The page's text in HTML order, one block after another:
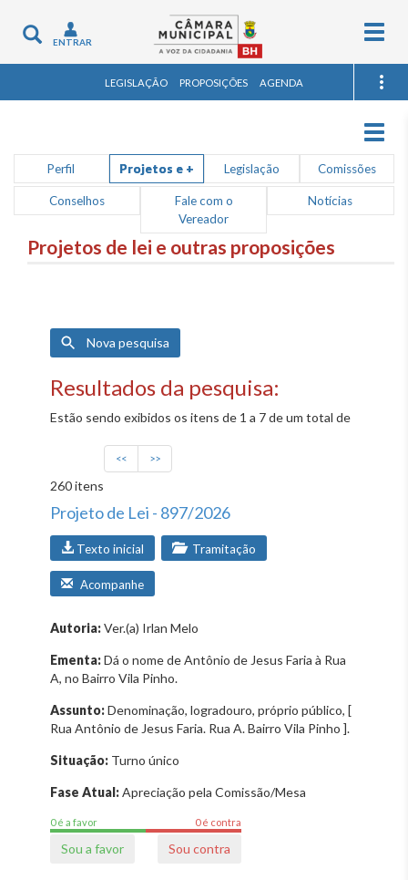
Toggle
navigation
ENTRAR
LEGISLAÇÃO PROPOSIÇÕES AGENDA
Perfil Projetos e + Legislação Comissões
Conselhos
Fale com o
Vereador
Notícias
Projetos de lei e outras proposições
Nova pesquisa
Resultados da pesquisa:
Estão sendo exibidos os itens de 1 a 7 de um total de
260 itens
<< >>
Projeto de Lei - 897/2026
Texto inicial Tramitação
Acompanhe
Autoria:Ver.(a) Irlan Melo
Ementa:Dá o nome de Antônio de Jesus Faria à Rua
A, no Bairro Vila Pinho.
Assunto:Denominação, logradouro, próprio público, [
Rua Antônio de Jesus Faria. Rua A. Bairro Vila Pinho ].
Situação: Turno único
Fase Atual:Apreciação pela Comissão/Mesa
0 é a favor 0 é contra
Sou a favor Sou contra